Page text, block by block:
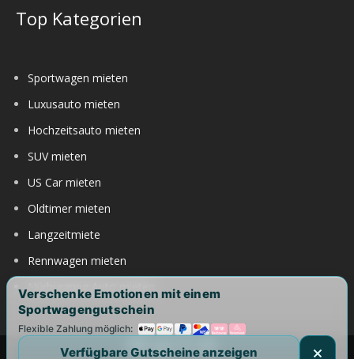
Top Kategorien
Sportwagen mieten
Luxusauto mieten
Hochzeitsauto mieten
SUV mieten
US Car mieten
Oldtimer mieten
Langzeitmiete
Rennwagen mieten
Nürburgring Auto mieten
Verschenke Emotionen mit einem
Sportwagengutschein
Flexible Zahlung möglich:
Verfügbare Gutscheine anzeigen